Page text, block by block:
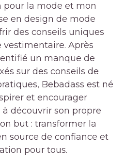
pour la mode et mon
en design de mode
des conseils uniques
vestimentaire. Après
un manque de
sur des conseils de
Bebadass est né
et encourager
découvrir son propre
but : transformer la
source de confiance et
pour tous.